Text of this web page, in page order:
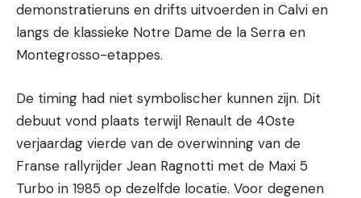
demonstratieruns en drifts uitvoerden in Calvi en
langs de klassieke Notre Dame de la Serra en
Montegrosso-etappes.
De timing had niet symbolischer kunnen zijn. Dit
debuut vond plaats terwijl Renault de 40ste
verjaardag vierde van de overwinning van de
Franse rallyrijder Jean Ragnotti met de Maxi 5
Turbo in 1985 op dezelfde locatie. Voor degenen